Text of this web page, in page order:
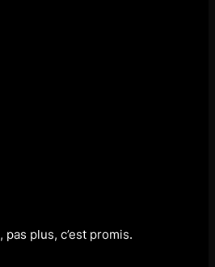
plus, c’est promis.